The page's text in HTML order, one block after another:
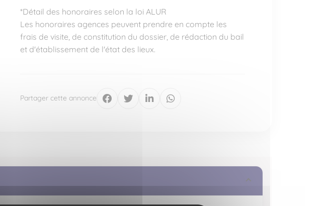
*Détail des honoraires selon la loi ALUR
Les honoraires agences peuvent prendre en compte les
frais de visite, de constitution du dossier, de rédaction du bail
et d'établissement de l'état des lieux.
Partager cette annonce